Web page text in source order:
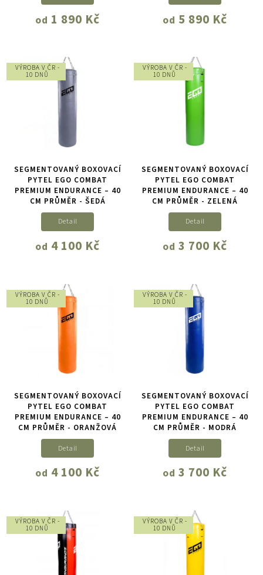
od 1 890 Kč od 5 890 Kč
VÝROBA V ČR -
10 DNŮ
SEGMENTOVANÝ BOXOVACÍ
PYTEL EGO COMBAT
PREMIUM ENDURANCE – 40
CM PRŮMĚR - ŠEDÁ
od 4 100 Kč
Detail
VÝROBA V ČR -
10 DNŮ
SEGMENTOVANÝ BOXOVACÍ
PYTEL EGO COMBAT
PREMIUM ENDURANCE – 40
CM PRŮMĚR - ZELENÁ
od 3 700 Kč
Detail
VÝROBA V ČR -
10 DNŮ
SEGMENTOVANÝ BOXOVACÍ
PYTEL EGO COMBAT
PREMIUM ENDURANCE – 40
CM PRŮMĚR - ORANŽOVÁ
od 4 100 Kč
Detail
VÝROBA V ČR -
10 DNŮ
SEGMENTOVANÝ BOXOVACÍ
PYTEL EGO COMBAT
PREMIUM ENDURANCE – 40
CM PRŮMĚR - MODRÁ
od 3 700 Kč
Detail
VÝROBA V ČR -
10 DNŮ
VÝROBA V ČR -
10 DNŮ